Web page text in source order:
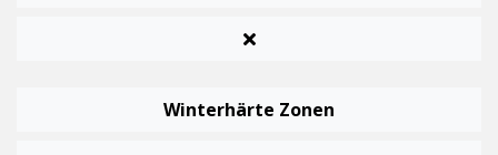
Winterhärte Zonen